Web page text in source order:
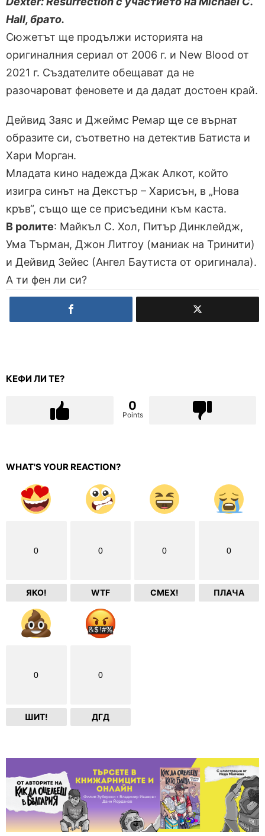
Hall, брато.
Сюжетът ще продължи историята на
оригиналния сериал от 2006 г. и New Blood от
2021 г. Създателите обещават да не
разочароват феновете и да дадат достоен край.
Дейвид Заяс и Джеймс Ремар ще се върнат
образите си, съответно на детектив Батиста и
Хари Морган.
Младата кино надежда Джак Алкот, който
изигра синът на Декстър – Харисън, в „Нова
кръв“, също ще се присъедини към каста.
В ролите: Майкъл С. Хол, Питър Динклейдж,
Ума Търман, Джон Литгоу (маниак на Тринити)
и Дейвид Зейес (Ангел Баутиста от оригинала).
А ти фен ли си?
КЕФИ ЛИ ТЕ?
0
Points
WHAT'S YOUR REACTION?
0
ЯКО!
0
WTF
0
СМЕХ!
0
ПЛАЧА
0
ШИТ!
0
ДГД